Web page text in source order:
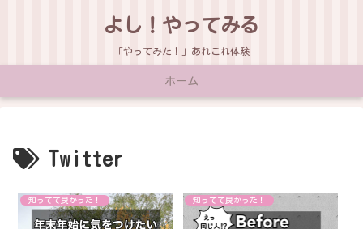
よし！やってみる
「やってみた！」あれこれ体験
ホーム
Twitter
知ってて良かった！ 知ってて良かった！